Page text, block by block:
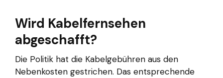
Wird Kabelfernsehen
abgeschafft?
Die Politik hat die Kabelgebühren aus den
Nebenkosten gestrichen. Das entsprechende